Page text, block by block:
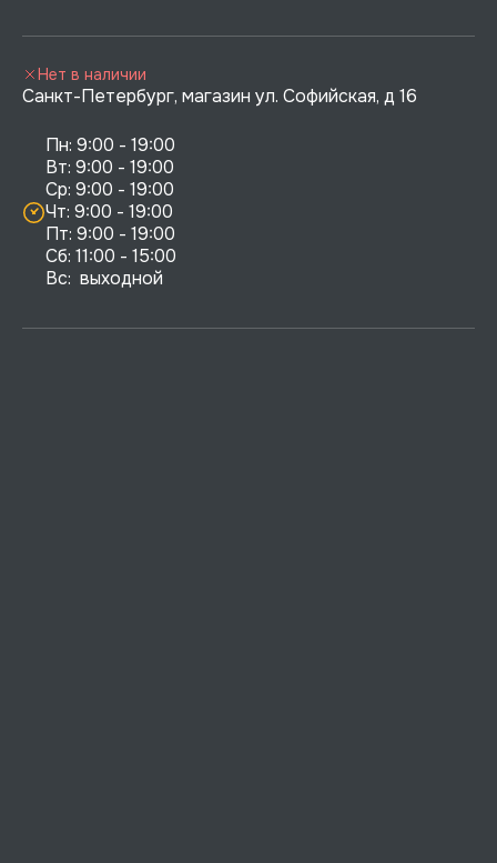
Санкт-Петербург, магазин ул. Софийская, д 16
Пн: 9:00 - 19:00
Вт: 9:00 - 19:00
Ср: 9:00 - 19:00
Чт: 9:00 - 19:00
Пт: 9:00 - 19:00
Сб: 11:00 - 15:00
Вс:  выходной
Нет в наличии